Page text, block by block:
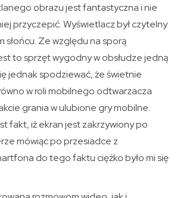
obrazu jest fantastyczna i nie
przyczepić. Wyświetlacz był czytelny
słońcu. Ze względu na sporą
to sprzęt wygodny w obsłudze jedną
jednak spodziewać, że świetnie
w roli mobilnego odtwarzacza
grania w ulubione gry mobilne.
fakt, iż ekran jest zakrzywiony po
mówiąc po przesiadce z
do tego faktu ciężko było mi się